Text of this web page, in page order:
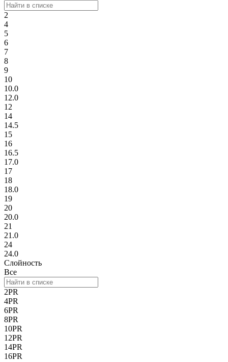
2
4
5
6
7
8
9
10
10.0
12.0
12
14
14.5
15
16
16.5
17.0
17
18
18.0
19
20
20.0
21
21.0
24
24.0
Слойность
Все
2PR
4PR
6PR
8PR
10PR
12PR
14PR
16PR